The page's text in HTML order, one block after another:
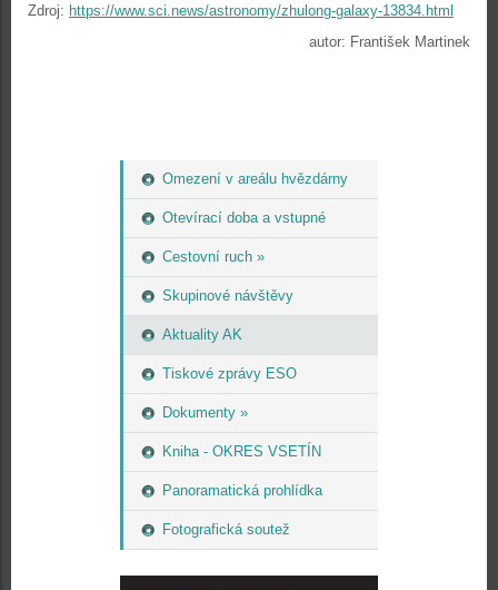
Omezení v areálu hvězdárny
Otevírací doba a vstupné
Cestovní ruch »
Skupinové návštěvy
Aktuality AK
Tiskové zprávy ESO
Dokumenty »
Kniha - OKRES VSETÍN
Panoramatická prohlídka
Fotografická soutež
Zdroj: https://www.sci.news/astronomy/zhulong-galaxy-13834.html
autor: František Martinek